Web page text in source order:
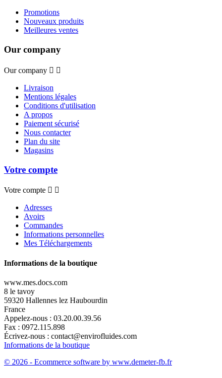
Promotions
Nouveaux produits
Meilleures ventes
Our company
Our company  
Livraison
Mentions légales
Conditions d'utilisation
A propos
Paiement sécurisé
Nous contacter
Plan du site
Magasins
Votre compte
Votre compte  
Adresses
Avoirs
Commandes
Informations personnelles
Mes Téléchargements
Informations de la boutique
www.mes.docs.com
8 le tavoy
59320 Hallennes lez Haubourdin
France
Appelez-nous : 03.20.00.39.56
Fax : 0972.115.898
Écrivez-nous : contact@envirofluides.com
Informations de la boutique
© 2026 - Ecommerce software by www.demeter-fb.fr